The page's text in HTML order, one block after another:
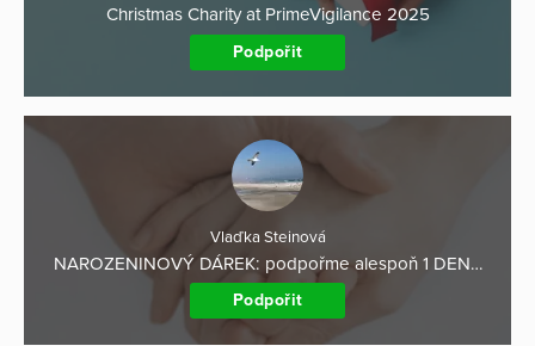
Christmas Charity at PrimeVigilance 2025
Podpořit
Vlaďka Steinová
NAROZENINOVÝ DÁREK: podpořme alespoň 1 DEN…
Podpořit